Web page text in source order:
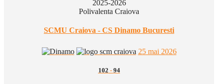
2025-2026
Polivalenta Craiova
SCMU Craiova - CS Dinamo Bucuresti
25 mai 2026
102 - 94